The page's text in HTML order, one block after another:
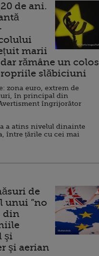
de ani.
marii
rămâne un colos
slăbiciuni
zona euro, extrem de
în principal din
îngrijorător
a atins nivelul dinainte
între țările cu cei mai
de
unui ”no
din
şi
şi aerian